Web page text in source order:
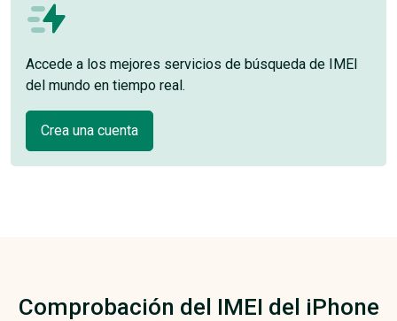
Accede a los mejores servicios de búsqueda de IMEI
del mundo en tiempo real.
Crea una cuenta
Comprobación del IMEI del iPhone